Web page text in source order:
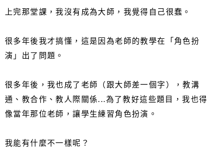
上完那堂課，我沒有成為大師，我覺得自己很蠢。
很多年後我才搞懂，這是因為老師的教學在「角色扮
演」出了問題。
很多年後，我也成了老師（跟大師差一個字），教溝
通、教合作、教人際關係...為了教好這些題目，我也得
像當年那位老師，讓學生練習角色扮演。
我能有什麼不一樣呢？